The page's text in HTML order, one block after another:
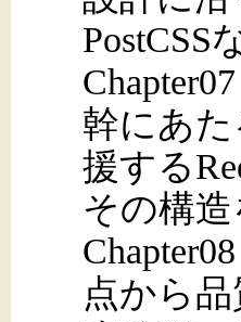
PostCSS
幹にあ
援する
その構
点から